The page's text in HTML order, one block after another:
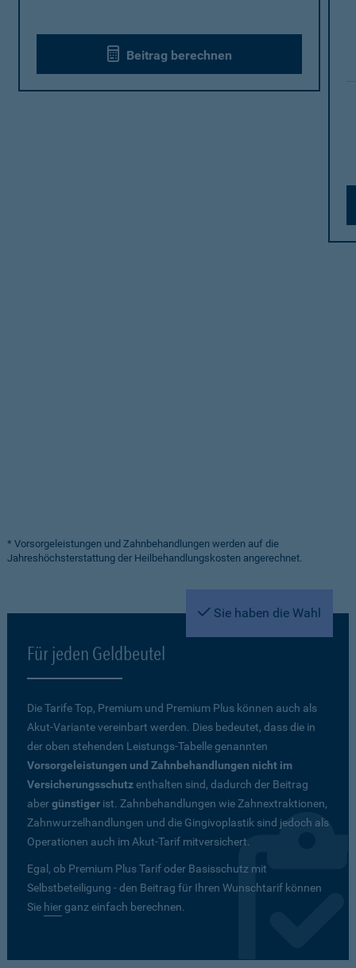
Beitrag berechnen
* Vorsorgeleistungen und Zahnbehandlungen werden auf die
Jahreshöchsterstattung der Heilbehandlungskosten angerechnet.
Sie haben die Wahl
Für jeden Geldbeutel
Die Tarife Top, Premium und Premium Plus können auch als
Akut-Variante vereinbart werden. Dies bedeutet, dass die in
der oben stehenden Leistungs-Tabelle genannten
Vorsorgeleistungen und Zahnbehandlungen nicht im
Versicherungsschutzenthalten sind, dadurch der Beitrag
abergünstiger ist. Zahnbehandlungen wie Zahnextraktionen,
Zahnwurzelhandlungen und die Gingivoplastik sind jedoch als
Operationen auch im Akut-Tarif mitversichert.
Egal, ob Premium Plus Tarif oder Basisschutz mit
Selbstbeteiligung - den Beitrag für Ihren Wunschtarif können
Sie hierganz einfach berechnen.